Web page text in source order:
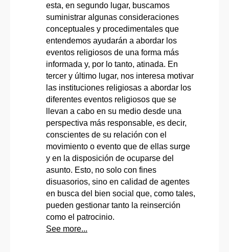
esta, en segundo lugar, buscamos
suministrar algunas consideraciones
conceptuales y procedimentales que
entendemos ayudarán a abordar los
eventos religiosos de una forma más
informada y, por lo tanto, atinada. En
tercer y último lugar, nos interesa motivar
las instituciones religiosas a abordar los
diferentes eventos religiosos que se
llevan a cabo en su medio desde una
perspectiva más responsable, es decir,
conscientes de su relación con el
movimiento o evento que de ellas surge
y en la disposición de ocuparse del
asunto. Esto, no solo con fines
disuasorios, sino en calidad de agentes
en busca del bien social que, como tales,
pueden gestionar tanto la reinserción
como el patrocinio.
See more...